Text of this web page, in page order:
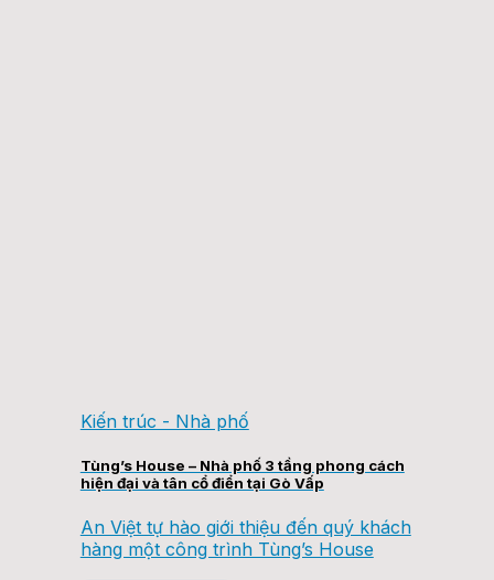
Kiến trúc - Nhà phố
Tùng’s House – Nhà phố 3 tầng phong cách
hiện đại và tân cổ điển tại Gò Vấp
An Việt tự hào giới thiệu đến quý khách
hàng một công trình Tùng’s House